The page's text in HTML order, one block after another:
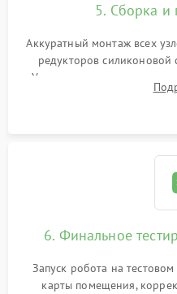
5. Сборка и
Аккуратный монтаж всех
редукторов
Установка новых
микрофибры, щеток).
6. Финальное
Запуск робота на
карты помещения,